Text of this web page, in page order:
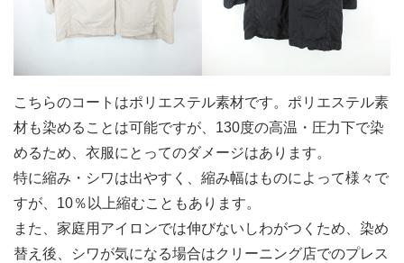
こちらのコートはポリエステル素材です。ポリエステル素
材も染めることは可能ですが、130度の高温・圧力下で染
めるため、衣服にとってのダメージはあります。
特に縮み・シワは出やすく、縮み幅はものによって様々で
すが、10％以上縮むこともあります。
また、家庭用アイロンでは伸びないしわがつくため、染め
替え後、シワが気になる場合はクリーニング店でのプレス